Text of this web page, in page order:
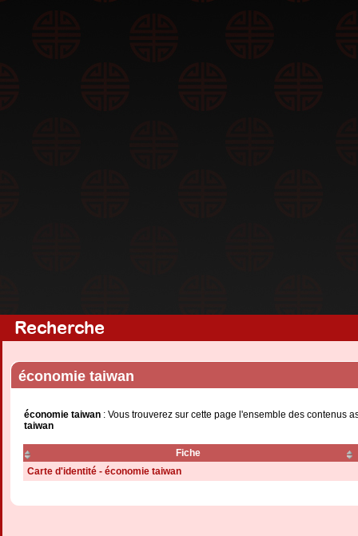
Recherche
économie taiwan
économie taiwan : Vous trouverez sur cette page l'ensemble des contenus
taiwan
Fiche
Carte d'identité - économie taiwan